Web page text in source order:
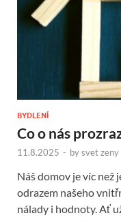
BYDLENÍ
Co o nás
11.8.2025 - bysvet zeny
Náš domov je víc než
odrazem našeho
nálady i hodnoty. Ať